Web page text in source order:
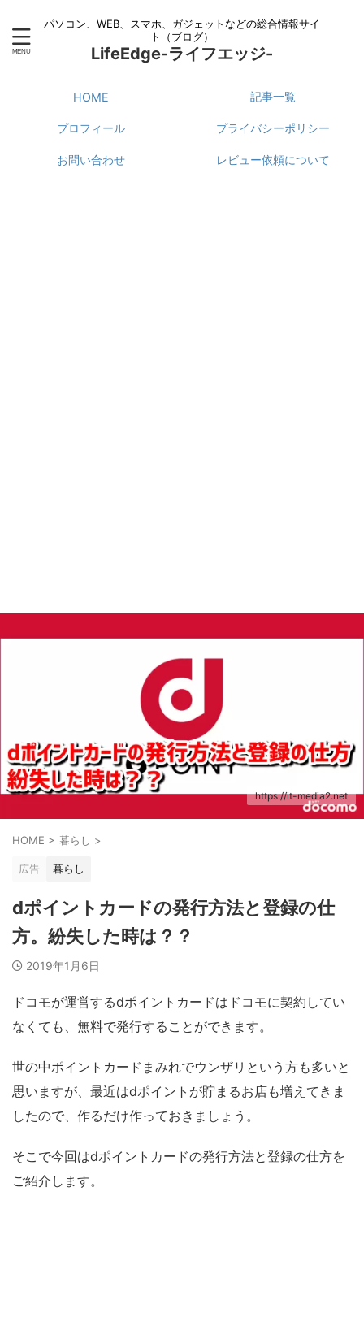
パソコン、WEB、スマホ、ガジェットなどの総合情報サイ
ト（ブログ）
LifeEdge-ライフエッジ-
HOME 記事一覧
プロフィール プライバシーポリシー
お問い合わせ レビュー依頼について
https://it-media2.net
HOME > 暮らし >
広告 暮らし
dポイントカードの発行方法と登録の仕
方。紛失した時は？？
2019年1月6日
ドコモが運営するdポイントカードはドコモに契約してい
なくても、無料で発行することができます。
世の中ポイントカードまみれでウンザリという方も多いと
思いますが、最近はdポイントが貯まるお店も増えてきま
したので、作るだけ作っておきましょう。
そこで今回はdポイントカードの発行方法と登録の仕方を
ご紹介します。